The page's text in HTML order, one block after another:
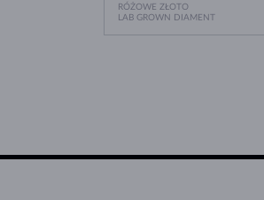
RÓŻOWE ZŁOTO
LAB GROWN DIAMENT